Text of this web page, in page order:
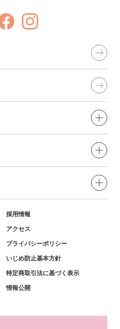
採用情報
アクセス
プライバシーポリシー
いじめ防止基本方針
特定商取引法に基づく表示
情報公開